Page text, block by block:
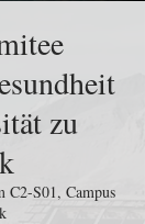
zu
C2-S01, Campus